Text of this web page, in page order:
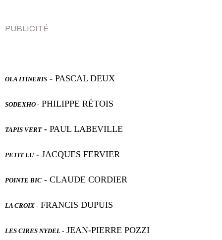
PUBLICITÉ
OLA ITINERIS - PASCAL DEUX
SODEXHO - PHILIPPE RÉTOIS
TAPIS VERT- PAUL LABEVILLE
PETIT LU- JACQUES FERVIER
POINTE BIC - CLAUDE CORDIER
LA CROIX - FRANCIS DUPUIS
LES CIRES NYDEL - JEAN-PIERRE POZZI